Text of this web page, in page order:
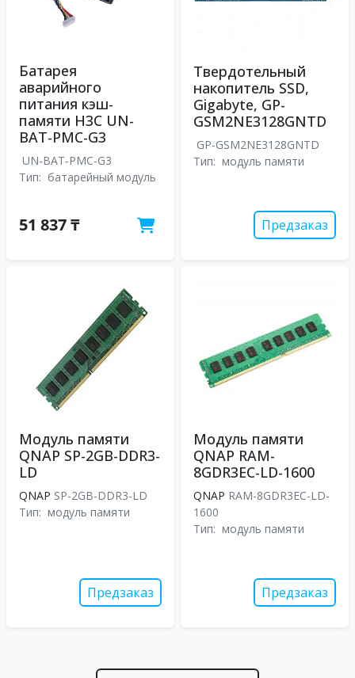
Батарея
аварийного
питания кэш-
памяти H3C UN-
BAT-PMC-G3
UN-BAT-PMC-G3
Тип: батарейный модуль
51 837 ₸
Твердотельный
накопитель SSD,
Gigabyte, GP-
GSM2NE3128GNTD
GP-GSM2NE3128GNTD
Тип: модуль памяти
Предзаказ
Модуль памяти
QNAP SP-2GB-DDR3-
LD
QNAP SP-2GB-DDR3-LD
Тип: модуль памяти
Предзаказ
Модуль памяти
QNAP RAM-
8GDR3EC-LD-1600
QNAP RAM-8GDR3EC-LD-
1600
Тип: модуль памяти
Предзаказ